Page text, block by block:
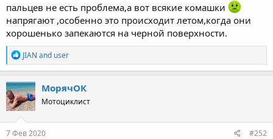
пальцев не есть проблема,а вот всякие комашки
напрягают ,особенно это происходит летом,когда они
хорошенько запекаются на черной поверхности.
R
e
a
c
t
i
o
n
s
JIAN and user
МорячОК
Мотоциклист
7 Фев 2020 #252